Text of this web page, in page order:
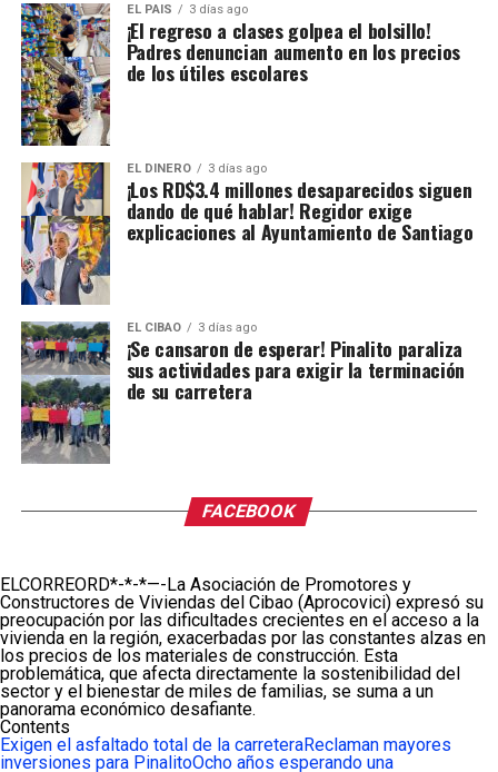
EL PAIS 3 días ago
¡El regreso a clases golpea el bolsillo!
Padres denuncian aumento en los precios
de los útiles escolares
EL DINERO 3 días ago
¡Los RD$3.4 millones desaparecidos siguen
dando de qué hablar! Regidor exige
explicaciones al Ayuntamiento de Santiago
EL CIBAO 3 días ago
¡Se cansaron de esperar! Pinalito paraliza
sus actividades para exigir la terminación
de su carretera
FACEBOOK
ELCORREORD*-*-*—-La Asociación de Promotores y
Constructores de Viviendas del Cibao (Aprocovici) expresó su
preocupación por las dificultades crecientes en el acceso a la
vivienda en la región, exacerbadas por las constantes alzas en
los precios de los materiales de construcción. Esta
problemática, que afecta directamente la sostenibilidad del
sector y el bienestar de miles de familias, se suma a un
panorama económico desafiante.
Contents
Exigen el asfaltado total de la carreteraReclaman mayores
inversiones para PinalitoOcho años esperando una